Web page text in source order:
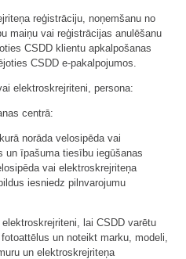
reģistrāciju, noņemšanu no
maiņu vai reģistrācijas anulēšanu
CSDD klientu apkalpošanas
CSDD e-pakalpojumos.
elektroskrejriteni, persona:
centrā:
norāda velosipēda vai
un īpašuma tiesību iegūšanas
vai elektroskrejriteņa
iesniedz pilnvarojumu
lai CSDD varētu
un noteikt marku, modeli,
un elektroskrejriteņa